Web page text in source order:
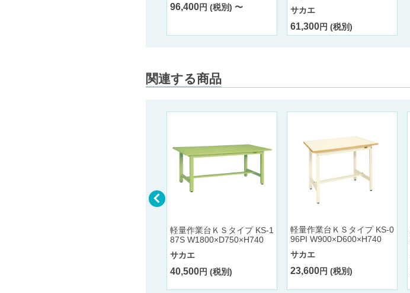
96,400円 (税別) 〜
サカエ
61,300円 (税別)
関連する商品
電動昇降作業台（中量タイ
プ） DLK-186FWN W1800
軽量作業台ＫＳタイプ KS-1
87S W1800×D750×H740
サカエ
40,500円 (税別)
軽量作業台ＫＳタイプ KS-0
96PI W900×D600×H740
サカエ
23,600円 (税別)